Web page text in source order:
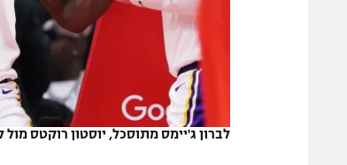
הצטרפות לחבילת הערוצים
לוח דרושים – ג'ובנט
לברון ג'יימס מתוסכל, יוסטון רוקטס מול